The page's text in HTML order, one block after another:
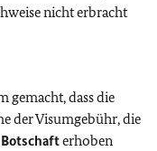
nicht erbracht
gemacht, dass die
der Visumgebühr, die
erhoben